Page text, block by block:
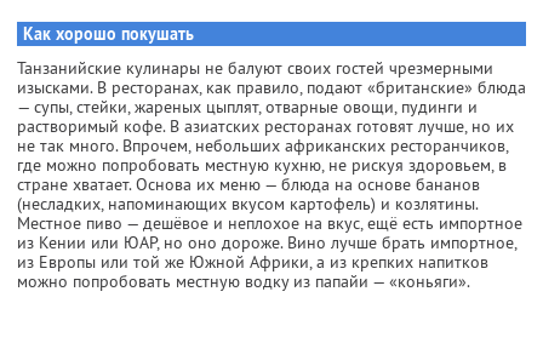
Как хорошо покушать
Танзанийские кулинары не балуют своих гостей чрезмерными
изысками. В ресторанах, как правило, подают «британские» блюда
— супы, стейки, жареных цыплят, отварные овощи, пудинги и
растворимый кофе. В азиатских ресторанах готовят лучше, но их
не так много. Впрочем, небольших африканских ресторанчиков,
где можно попробовать местную кухню, не рискуя здоровьем, в
стране хватает. Основа их меню — блюда на основе бананов
(несладких, напоминающих вкусом картофель) и козлятины.
Местное пиво — дешёвое и неплохое на вкус, ещё есть импортное
из Кении или ЮАР, но оно дороже. Вино лучше брать импортное,
из Европы или той же Южной Африки, а из крепких напитков
можно попробовать местную водку из папайи — «коньяги».